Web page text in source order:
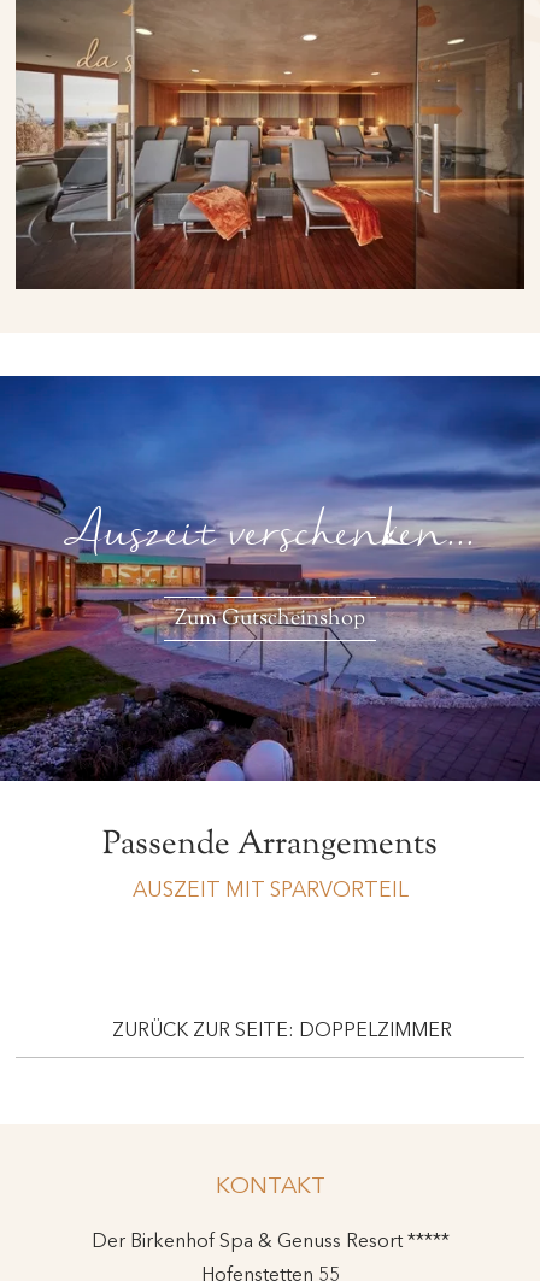
Auszeit verschenken...
Zum Gutscheinshop
Passende Arrangements
AUSZEIT MIT SPARVORTEIL
ZURÜCK ZUR SEITE: DOPPELZIMMER
KONTAKT
Der Birkenhof Spa & Genuss Resort *****
Hofenstetten 55